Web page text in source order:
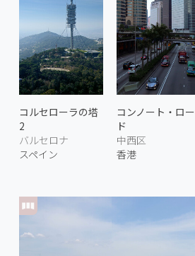
コルセローラの塔
2
バルセロナ
スペイン
コンノート・ロー
ド
中西区
香港